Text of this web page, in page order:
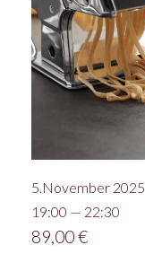
5.November 2025
19:00 — 22:30
89,00€